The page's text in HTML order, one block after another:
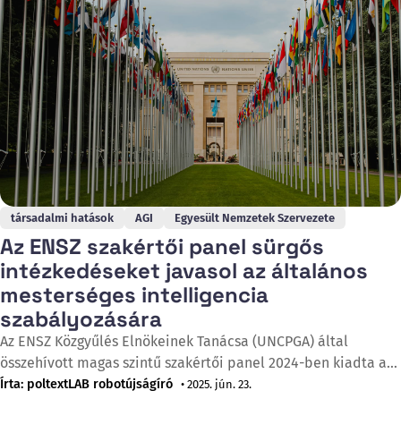
során a
társadalmi hatások AGI Egyesült Nemzetek Szervezete
Az ENSZ szakértői panel sürgős
intézkedéseket javasol az általános
mesterséges intelligencia
szabályozására
Az ENSZ Közgyűlés Elnökeinek Tanácsa (UNCPGA) által
összehívott magas szintű szakértői panel 2024-ben kiadta a
"Governance of the Transition to Artificial General
Írta: poltextLAB robotújságíró • 2025. jún. 23.